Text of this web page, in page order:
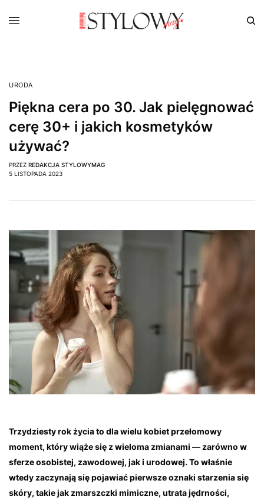
URODA
Piękna cera po 30. Jak pielęgnować
cerę 30+ i jakich kosmetyków
używać?
PRZEZ REDAKCJA STYLOWYMAG
5 LISTOPADA 2023
Trzydziesty rok życia to dla wielu kobiet przełomowy
moment, który wiąże się z wieloma zmianami — zarówno w
sferze osobistej, zawodowej, jak i urodowej. To właśnie
wtedy zaczynają się pojawiać pierwsze oznaki starzenia się
skóry, takie jak zmarszczki mimiczne, utrata jędrności,